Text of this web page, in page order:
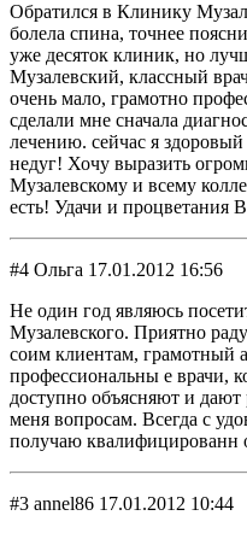
Обратился в Клинику
болела спина, точнее
уже десяток клиник, но
Музалевский, классный
очень мало, грамотно
сделали мне сначала
лечению. сейчас я
недуг! Хочу выразить
Музалевскому и всему
есть! Удачи и процветания
#4 Ольга 17.01.2012 16:56
Не один год являюсь
Музалевского. Приятно
соим клиентам, грамотный
профессиональны е врачи,
доступно объясняют и
меня вопросам. Всегда с
получаю квалифицированн
#3 annel86 17.01.2012 10:44